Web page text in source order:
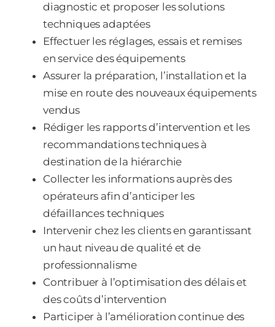
diagnostic et proposer les solutions
techniques adaptées
Effectuer les réglages, essais et remises
en service des équipements
Assurer la préparation, l’installation et la
mise en route des nouveaux équipements
vendus
Rédiger les rapports d’intervention et les
recommandations techniques à
destination de la hiérarchie
Collecter les informations auprès des
opérateurs afin d’anticiper les
défaillances techniques
Intervenir chez les clients en garantissant
un haut niveau de qualité et de
professionnalisme
Contribuer à l’optimisation des délais et
des coûts d’intervention
Participer à l’amélioration continue des